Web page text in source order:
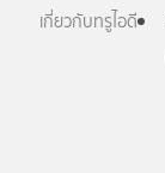
เกี่ยวกับทรูไอดี